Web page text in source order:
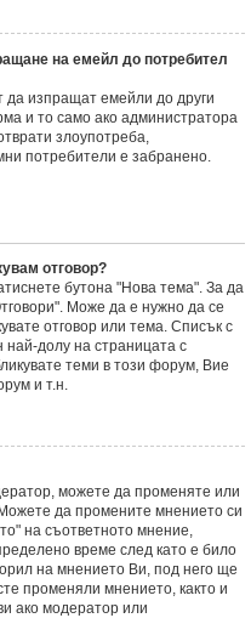
на емейл до потребител
да изпращат емейли до други
и то само ако администратора
злоупотреба,
потребители е забранено.
отговор?
бутона "Нова тема". За да
Може да е нужно да се
отговор или тема. Списък с
долу на страницата с
теми в този форум, Вие
и т.н.
можете да променяте или
да промените мнението си
на съответното мнение,
време след като е било
на мнението Ви, под него ще
променяли мнението, както и
ако модератор или